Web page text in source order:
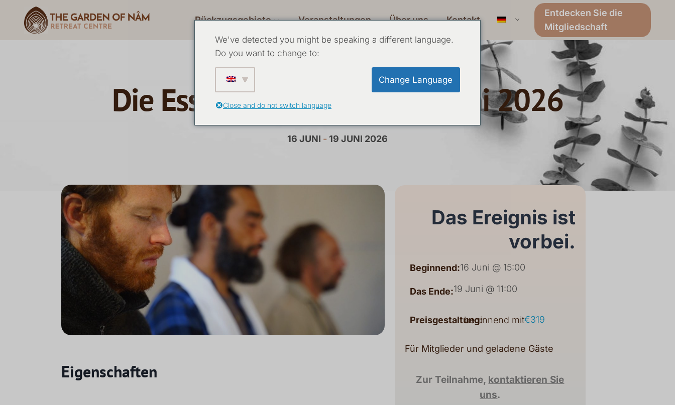
Rückzugsgebiete Veranstaltungen Über uns Kontakt
Entdecken Sie die
Mitgliedschaft
Die Essenz der Meditation Juni 2026
16 JUNI - 19 JUNI 2026
Eigenschaften
Das Ereignis ist
vorbei.
Beginnend:16 Juni @ 15:00
Das Ende:19 Juni @ 11:00
Preisgestaltung:beginnend mit€319
Für Mitglieder und geladene Gäste
Zur Teilnahme, kontaktieren Sie
uns.
We've detected you might be speaking a different language.
Do you want to change to:
Change Language
Close and do not switch language